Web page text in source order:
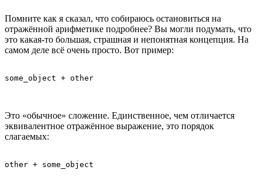
Помните как я сказал, что собираюсь остановиться на
отражённой арифметике подробнее? Вы могли подумать, что
это какая-то большая, страшная и непонятная концепция. На
самом деле всё очень просто. Вот пример:
Это «обычное» сложение. Единственное, чем отличается
эквивалентное отражённое выражение, это порядок
слагаемых: